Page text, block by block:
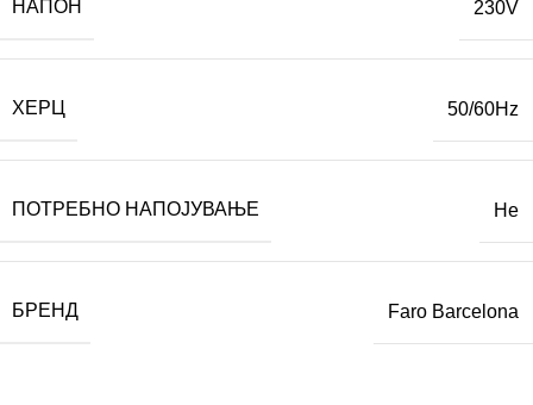
НАПОН 230V
ХЕРЦ 50/60Hz
ПОТРЕБНО НАПОЈУВАЊЕ Не
БРЕНД Faro Barcelona